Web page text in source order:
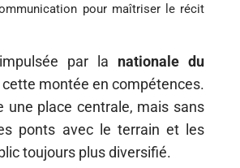
pour maîtriser le récit
par la nationale du
montée en compétences.
une place centrale, mais sans
ponts avec le terrain et les
toujours plus diversifié.